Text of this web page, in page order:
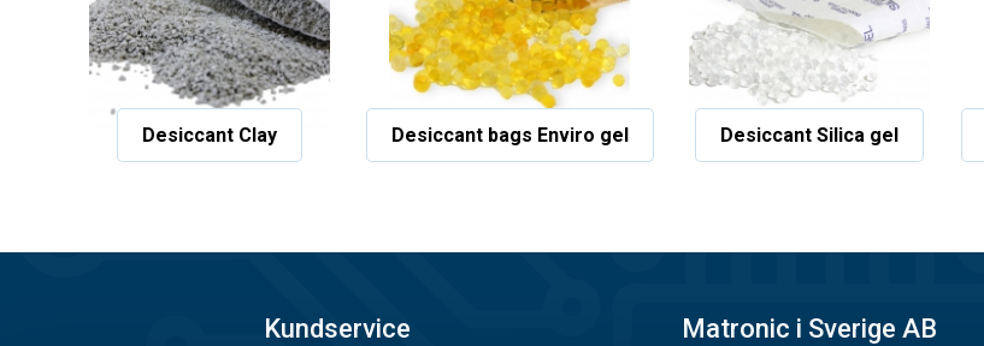
Desiccant Clay Desiccant bags Enviro gel Desiccant Silica gel
Kundservice Matronic i Sverige AB